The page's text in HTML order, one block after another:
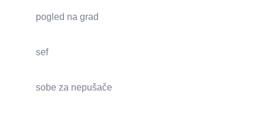
pogled na grad
sef
sobe za nepušače